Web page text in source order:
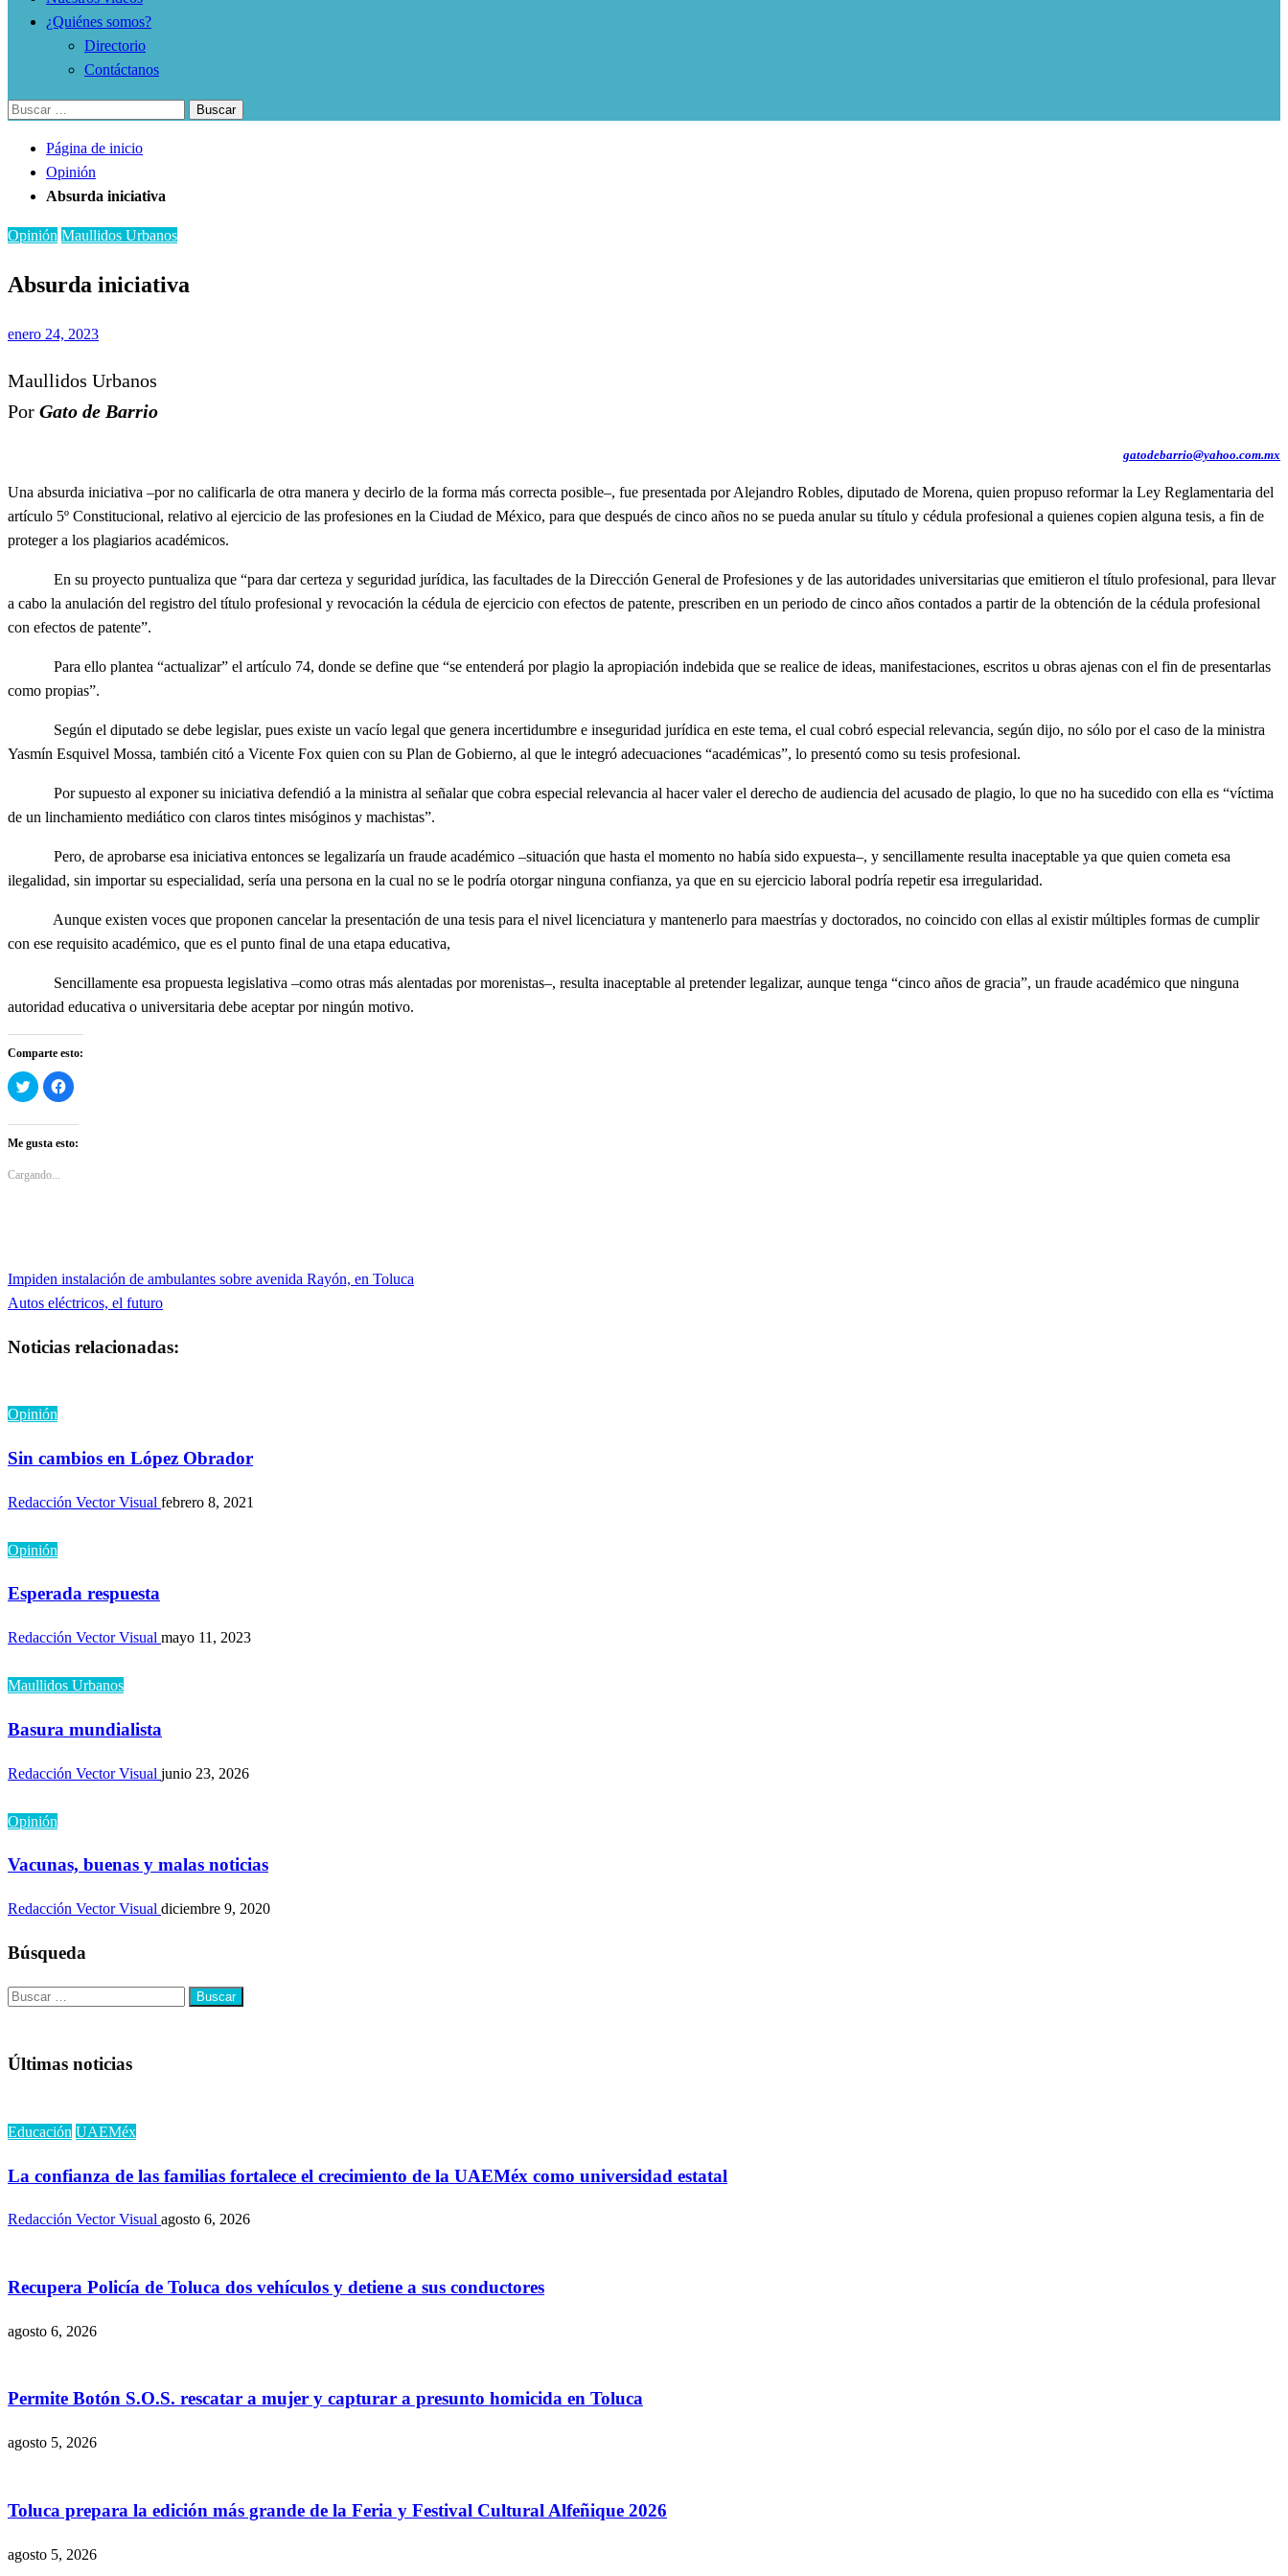
¿Quiénes somos?
Directorio
Contáctanos
Buscar:
Página de inicio
Opinión
Absurda iniciativa
Opinión Maullidos Urbanos
Absurda iniciativa
Publicado
enero 24, 2023
Maullidos Urbanos
Por Gato de Barrio
gatodebarrio@yahoo.com.mx
Una absurda iniciativa –por no calificarla de otra manera y decirlo de la forma más correcta posible–, fue presentada por Alejandro Robles, diputado de Morena, quien propuso reformar la Ley Reglamentaria del
artículo 5º Constitucional, relativo al ejercicio de las profesiones en la Ciudad de México, para que después de cinco años no se pueda anular su título y cédula profesional a quienes copien alguna tesis, a fin de
proteger a los plagiarios académicos.
En su proyecto puntualiza que “para dar certeza y seguridad jurídica, las facultades de la Dirección General de Profesiones y de las autoridades universitarias que emitieron el título profesional, para llevar
a cabo la anulación del registro del título profesional y revocación la cédula de ejercicio con efectos de patente, prescriben en un periodo de cinco años contados a partir de la obtención de la cédula profesional
con efectos de patente”.
Para ello plantea “actualizar” el artículo 74, donde se define que “se entenderá por plagio la apropiación indebida que se realice de ideas, manifestaciones, escritos u obras ajenas con el fin de presentarlas
como propias”.
Según el diputado se debe legislar, pues existe un vacío legal que genera incertidumbre e inseguridad jurídica en este tema, el cual cobró especial relevancia, según dijo, no sólo por el caso de la ministra
Yasmín Esquivel Mossa, también citó a Vicente Fox quien con su Plan de Gobierno, al que le integró adecuaciones “académicas”, lo presentó como su tesis profesional.
Por supuesto al exponer su iniciativa defendió a la ministra al señalar que cobra especial relevancia al hacer valer el derecho de audiencia del acusado de plagio, lo que no ha sucedido con ella es “víctima
de un linchamiento mediático con claros tintes misóginos y machistas”.
Pero, de aprobarse esa iniciativa entonces se legalizaría un fraude académico –situación que hasta el momento no había sido expuesta–, y sencillamente resulta inaceptable ya que quien cometa esa
ilegalidad, sin importar su especialidad, sería una persona en la cual no se le podría otorgar ninguna confianza, ya que en su ejercicio laboral podría repetir esa irregularidad.
Aunque existen voces que proponen cancelar la presentación de una tesis para el nivel licenciatura y mantenerlo para maestrías y doctorados, no coincido con ellas al existir múltiples formas de cumplir
con ese requisito académico, que es el punto final de una etapa educativa,
Sencillamente esa propuesta legislativa –como otras más alentadas por morenistas–, resulta inaceptable al pretender legalizar, aunque tenga “cinco años de gracia”, un fraude académico que ninguna
autoridad educativa o universitaria debe aceptar por ningún motivo.
Comparte esto:
Haz
clic
para
en
Twitter
(Se
en
Haz
clic
en
Facebook
(Se
Me gusta esto:
Cargando...
Navegación
entradas
Entrada
anterior
Impiden instalación de ambulantes sobre avenida Rayón, en Toluca
Entrada
Autos eléctricos, el futuro
Noticias relacionadas:
Opinión
Sin cambios en López Obrador
Redacción Vector Visual febrero 8, 2021
Opinión
Esperada respuesta
Redacción Vector Visual mayo 11, 2023
Maullidos Urbanos
Basura mundialista
Redacción Vector Visual junio 23, 2026
Opinión
Vacunas, buenas y malas noticias
Redacción Vector Visual diciembre 9, 2020
Búsqueda
Buscar:
Últimas noticias
Educación UAEMéx
La confianza de las familias fortalece el crecimiento de la UAEMéx como universidad estatal
Redacción Vector Visual agosto 6, 2026
Recupera Policía de Toluca dos vehículos y detiene a sus conductores
agosto 6, 2026
Permite Botón S.O.S. rescatar a mujer y capturar a presunto homicida en Toluca
agosto 5, 2026
Toluca prepara la edición más grande de la Feria y Festival Cultural Alfeñique 2026
agosto 5, 2026